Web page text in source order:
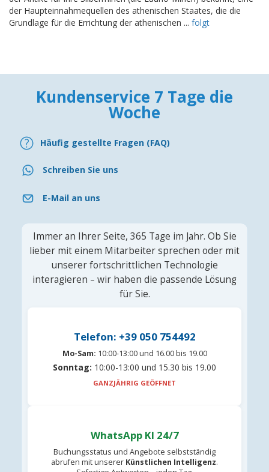
der Haupteinnahmequellen des athenischen Staates, die die
Grundlage für die Errichtung der athenischen ... folgt
Kundenservice 7 Tage die
Woche
Häufig gestellte Fragen (FAQ)
Schreiben Sie uns
E-Mail an uns
Immer an Ihrer Seite, 365 Tage im Jahr. Ob Sie
lieber mit einem Mitarbeiter sprechen oder mit
unserer fortschrittlichen Technologie
interagieren – wir haben die passende Lösung
für Sie.
Telefon: +39 050 754492
Mo-Sam: 10:00-13:00 und 16.00 bis 19.00
Sonntag: 10:00-13:00 und 15.30 bis 19.00
GANZJÄHRIG GEÖFFNET
WhatsApp KI 24/7
Buchungsstatus und Angebote selbstständig
abrufen mit unserer Künstlichen Intelligenz.